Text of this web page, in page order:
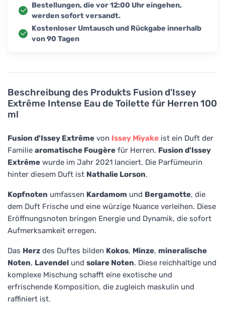
Beschreibung des Produkts Fusion d'Issey
Extrême Intense Eau de Toilette für Herren 100
ml
Fusion d'Issey Extrême von Issey Miyake ist ein Duft der
Familie aromatische Fougère für Herren. Fusion d'Issey
Extrême wurde im Jahr 2021 lanciert. Die Parfümeurin
hinter diesem Duft ist Nathalie Lorson.
Kopfnoten umfassen Kardamom und Bergamotte, die
dem Duft Frische und eine würzige Nuance verleihen. Diese
Eröffnungsnoten bringen Energie und Dynamik, die sofort
Aufmerksamkeit erregen.
Das Herz des Duftes bilden Kokos, Minze, mineralische
Noten, Lavendel und solare Noten. Diese reichhaltige und
komplexe Mischung schafft eine exotische und
erfrischende Komposition, die zugleich maskulin und
raffiniert ist.
Bestellungen, die vor 12:00 Uhr eingehen,
werden sofort versandt.
Kostenloser Umtausch und Rückgabe innerhalb
von 90 Tagen